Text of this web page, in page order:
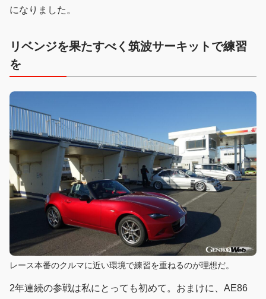
になりました。
リベンジを果たすべく筑波サーキットで練習
を
レース本番のクルマに近い環境で練習を重ねるのが理想だ。
2年連続の参戦は私にとっても初めて。おまけに、AE86